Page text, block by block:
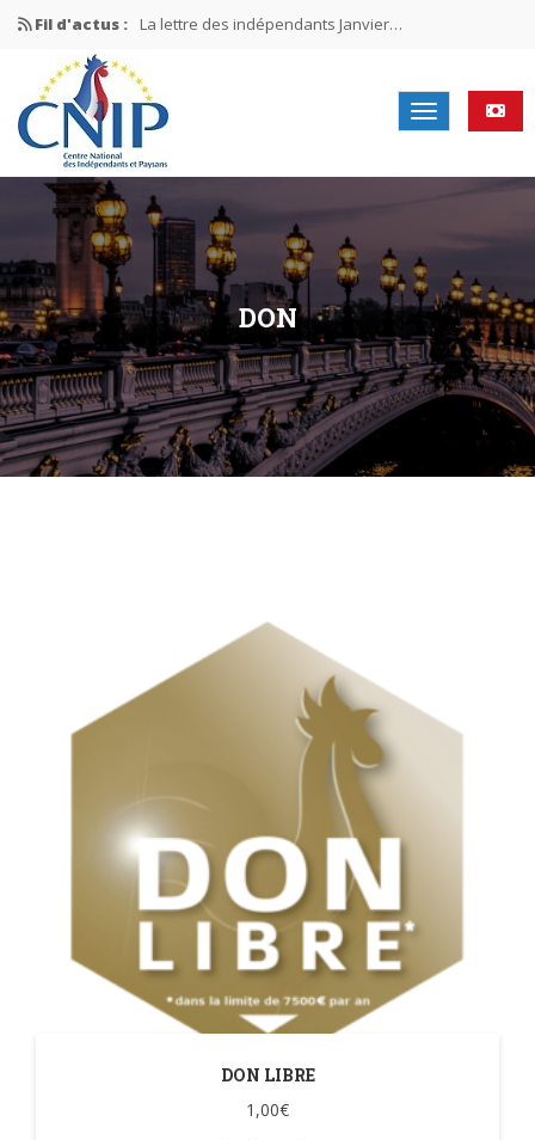
Fil d'actus : La lettre des indépendants Janvier…
La lettre des indépendants Novembre…
La lettre des indépendants Juin…
Mission nationale ÉLECTIONS MUNICIPALES 2026
La lettre des indépendants N°2-2026
DON
DON LIBRE
1,00€